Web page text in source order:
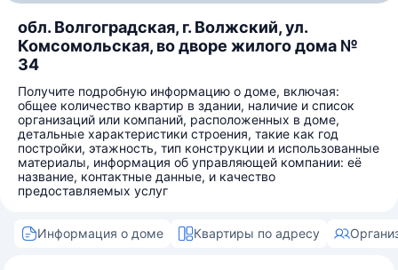
обл. Волгоградская, г. Волжский, ул.
Комсомольская, во дворе жилого дома №
34
Получите подробную информацию о доме, включая:
общее количество квартир в здании, наличие и список
организаций или компаний, расположенных в доме,
детальные характеристики строения, такие как год
постройки, этажность, тип конструкции и использованные
материалы, информация об управляющей компании: её
название, контактные данные, и качество
предоставляемых услуг
Информация о доме Квартиры по адресу